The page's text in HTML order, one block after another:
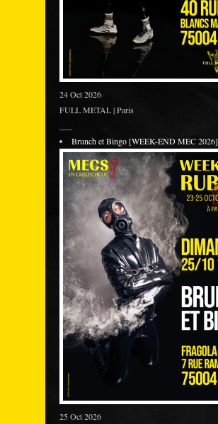
24 Oct 2026
FULL METAL | Paris
Brunch et Bingo [WEEK-END MEC 2026]
25 Oct 2026